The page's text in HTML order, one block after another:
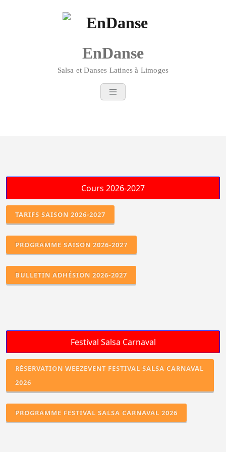
EnDanse
Salsa et Danses Latines à Limoges
TARIFS SAISON 2026-2027
PROGRAMME SAISON 2026-2027
BULLETIN ADHÉSION 2026-2027
RÉSERVATION WEEZEVENT FESTIVAL SALSA CARNAVAL
2026
PROGRAMME FESTIVAL SALSA CARNAVAL 2026